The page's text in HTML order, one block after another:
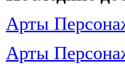
Арты
Арты